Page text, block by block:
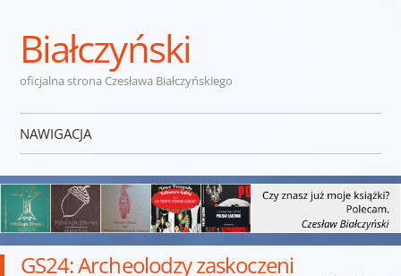
Białczyński
oficjalna strona Czesława Białczyńskiego
NAWIGACJA
GS24: Archeolodzy zaskoczeni